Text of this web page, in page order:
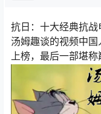
抗日：十大经典抗战
汤姆趣谈的视频中
上榜，最后一部堪称